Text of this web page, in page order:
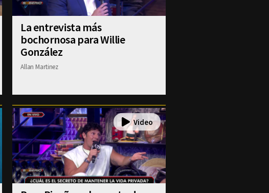
La entrevista más
bochornosa para Willie
González
Allan Martinez